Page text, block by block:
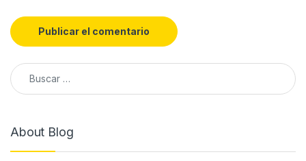
About Blog